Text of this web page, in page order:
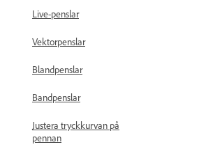
Live-penslar
Vektorpenslar
Blandpenslar
Bandpenslar
Justera tryckkurvan på
pennan